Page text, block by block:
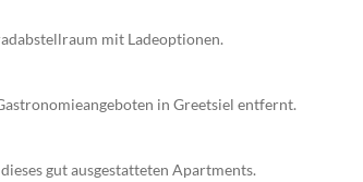
mit Ladeoptionen.
in Greetsiel entfernt.
gut ausgestatteten Apartments.